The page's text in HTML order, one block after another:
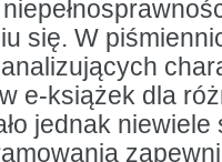
się. W
e-książek dla
jednak